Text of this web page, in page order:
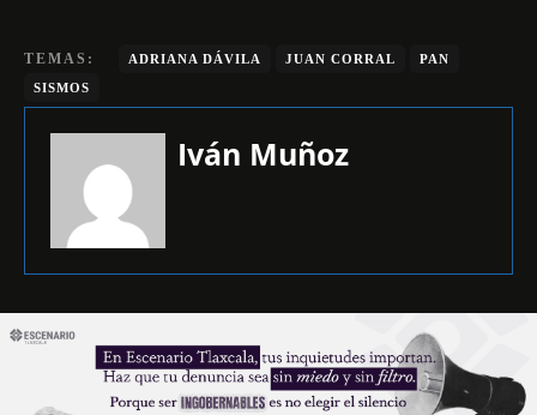
TEMAS: ADRIANA DÁVILA JUAN CORRAL
PAN
SISMOS
Iván Muñoz